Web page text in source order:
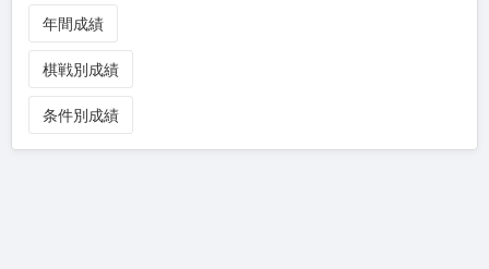
年間成績
棋戦別成績
条件別成績